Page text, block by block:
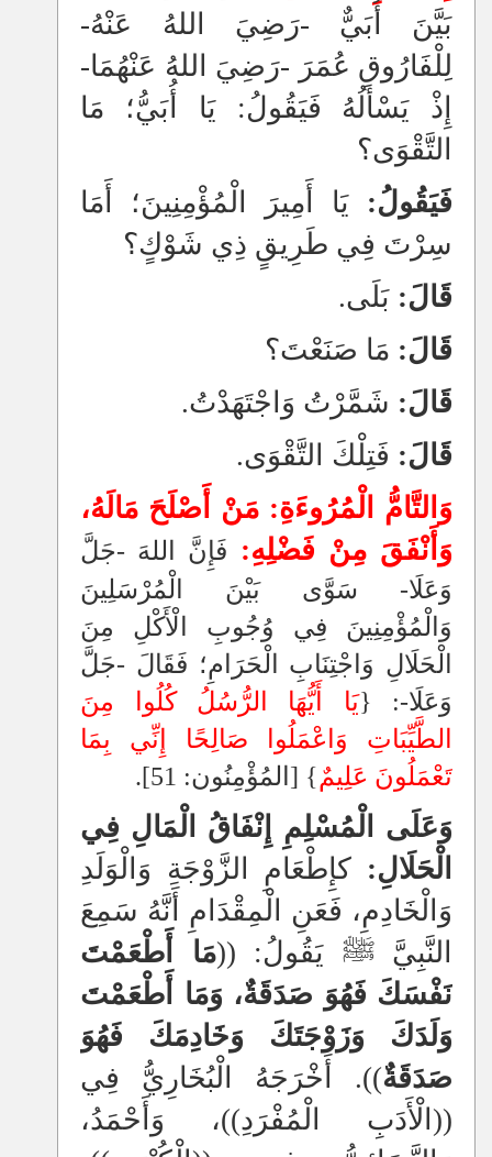
بَيَّنَ أُبَيٌّ -رَضِيَ اللهُ عَنْهُ-
لِلْفَارُوقِ عُمَرَ -رَضِيَ اللهُ عَنْهُمَا-
إِذْ يَسْألُهُ فَيَقُولُ: يَا أُبَيُّ؛ مَا
التَّقْوَى؟
فَيَقُولُ: يَا أَمِيرَ الْمُؤْمِنِينَ؛ أَمَا
سِرْتَ فِي طَرِيقٍ ذِي شَوْكٍ؟
قَالَ: بَلَى.
قَالَ: مَا صَنَعْتَ؟
قَالَ: شَمَّرْتُ وَاجْتَهَدْتُ.
قَالَ: فَتِلْكَ التَّقْوَى.
وَالتَّامُّ الْمُرُوءَةِ: مَنْ أَصْلَحَ مَالَهُ،
وَأَنْفَقَ مِنْ فَضْلِهِ: فَإِنَّ اللهَ -جَلَّ
وَعَلَا- سَوَّى بَيْنَ الْمُرْسَلِينَ
وَالْمُؤْمِنِينَ فِي وُجُوبِ الْأَكْلِ مِنَ
الْحَلَالِ وَاجْتِنَابِ الْحَرَامِ؛ فَقَالَ -جَلَّ
وَعَلَا-: {يَا أَيُّهَا الرُّسُلُ كُلُوا مِنَ
الطَّيِّبَاتِ وَاعْمَلُوا صَالِحًا إِنِّي بِمَا
تَعْمَلُونَ عَلِيمٌ} [المُؤْمِنُون: 51].
وَعَلَى الْمُسْلِمِ إِنْفَاقُ الْمَالِ فِي
الْحَلَالِ: كإِطْعَامِ الزَّوْجَةِ وَالْوَلَدِ
وَالْخَادِمِ، فَعَنِ الْمِقْدَامِ أَنَّهُ سَمِعَ
النَّبِيَّ ﷺ يَقُولُ: ((مَا أَطْعَمْتَ
نَفْسَكَ فَهُوَ صَدَقَةٌ، وَمَا أَطْعَمْتَ
وَلَدَكَ وَزَوْجَتَكَ وَخَادِمَكَ فَهُوَ
صَدَقَةٌ)). أَخْرَجَهُ الْبُخَارِيُّ فِي
((الْأَدَبِ الْمُفْرَدِ))، وَأَحْمَدُ،